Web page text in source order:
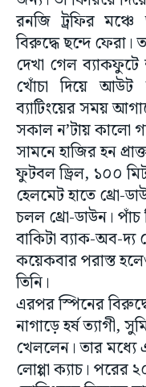
রনজি ট্রফির মঞ্চে
বিরুদ্ধে ছন্দে ফেরা।
দেখা গেল
খোঁচা দিয়ে আউট
ব্যাটিংয়ের সময়
সকাল ন’টায় কালো
সামনে হাজির হন
ফুটবল ড্রিল, ১০০
হেলমেট হাতে থ্রো-
চলল থ্রো-ডাউন।
বাকিটা ব্যাক-অব-দ্য
কয়েকবার পরাস্ত
তিনি।
এরপর স্পিনের
নাগাড়ে হর্ষ ত্যাগী,
খেললেন। তার
লোপ্পা ক্যাচ। পরের